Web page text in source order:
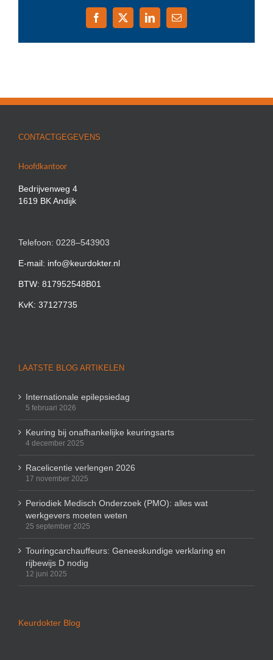
Facebook
X LinkedIn
E-
CONTACTGEGEVENS
Hoofdkantoor
Bedrijvenweg 4
1619 BK Andijk
Telefoon: 0228–543903
E-mail: info@keurdokter.nl
BTW: 817952548B01
KvK: 37127735
LAATSTE BLOG ARTIKELEN
Internationale epilepsiedag
5 februari 2026
Keuring bij onafhankelijke keuringsarts
4 december 2025
Racelicentie verlengen 2026
17 november 2025
Periodiek Medisch Onderzoek (PMO): alles wat
werkgevers moeten weten
25 september 2025
Touringcarchauffeurs: Geneeskundige verklaring en
rijbewijs D nodig
12 juni 2025
Keurdokter Blog